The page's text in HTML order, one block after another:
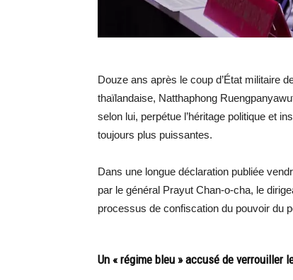
Douze ans après le coup d’État militaire
thaïlandaise, Natthaphong
selon lui, perpétue l’héritage politique et
toujours plus puissantes.
Dans une longue déclaration publiée
par le général Prayut Chan-o-cha, le
processus de confiscation du pouvoir du
Un « régime bleu » accusé de verrouiller